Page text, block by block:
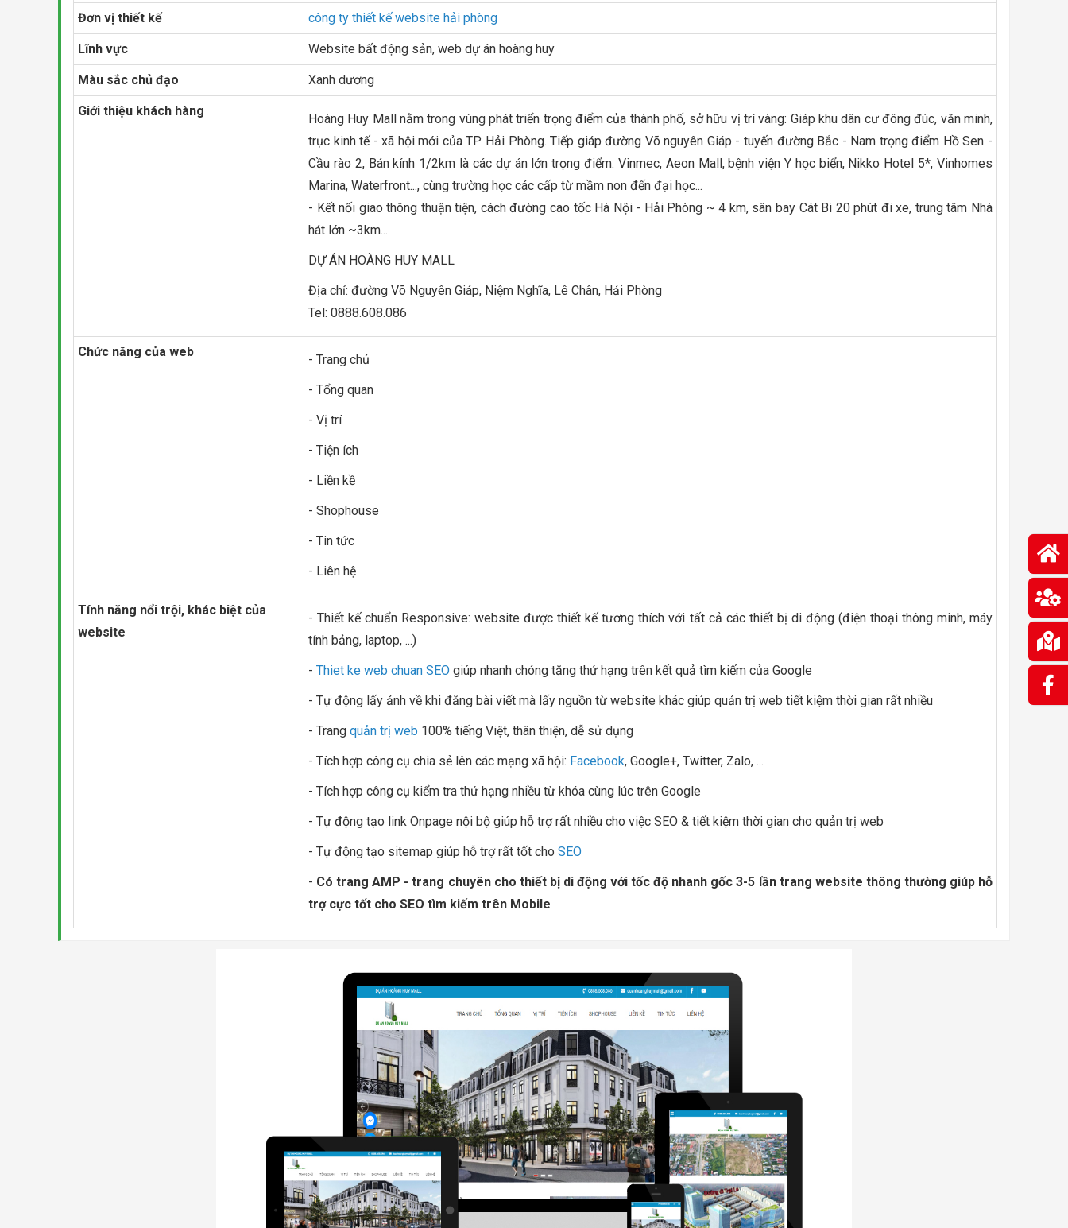
Đơn vị thiết kế công ty thiết kế website hải phòng
Lĩnh vực Website bất động sản, web dự án hoàng huy
Màu sắc chủ đạo Xanh dương
Giới thiệu khách hàng
Hoàng Huy Mall nằm trong vùng phát triển trọng điểm của thành phố, sở hữu vị trí vàng: Giáp khu dân cư đông đúc, văn minh,
trục kinh tế - xã hội mới của TP Hải Phòng. Tiếp giáp đường Võ nguyên Giáp - tuyến đường Bắc - Nam trọng điểm Hồ Sen -
Cầu rào 2, Bán kính 1/2km là các dự án lớn trọng điểm: Vinmec, Aeon Mall, bệnh viện Y học biển, Nikko Hotel 5*, Vinhomes
Marina, Waterfront..., cùng trường học các cấp từ mầm non đến đại học...
- Kết nối giao thông thuận tiện, cách đường cao tốc Hà Nội - Hải Phòng ~ 4 km, sân bay Cát Bi 20 phút đi xe, trung tâm Nhà
hát lớn ~3km...
DỰ ÁN HOÀNG HUY MALL
Địa chỉ: đường Võ Nguyên Giáp, Niệm Nghĩa, Lê Chân, Hải Phòng
Tel: 0888.608.086
Chức năng của web
- Trang chủ
- Tổng quan
- Vị trí
- Tiện ích
- Liền kề
- Shophouse
- Tin tức
- Liên hệ
Tính năng nổi trội, khác biệt của
website
- Thiết kế chuẩn Responsive: website được thiết kế tương thích với tất cả các thiết bị di động (điện thoại thông minh, máy
tính bảng, laptop, ...)
- Thiet ke web chuan SEO giúp nhanh chóng tăng thứ hạng trên kết quả tìm kiếm của Google
- Tự động lấy ảnh về khi đăng bài viết mà lấy nguồn từ website khác giúp quản trị web tiết kiệm thời gian rất nhiều
- Trang quản trị web 100% tiếng Việt, thân thiện, dễ sử dụng
- Tích hợp công cụ chia sẻ lên các mạng xã hội: Facebook, Google+, Twitter, Zalo, ...
- Tích hợp công cụ kiểm tra thứ hạng nhiều từ khóa cùng lúc trên Google
- Tự động tạo link Onpage nội bộ giúp hỗ trợ rất nhiều cho việc SEO & tiết kiệm thời gian cho quản trị web
- Tự động tạo sitemap giúp hỗ trợ rất tốt cho SEO
- Có trang AMP - trang chuyên cho thiết bị di động với tốc độ nhanh gốc 3-5 lần trang website thông thường giúp hỗ
trợ cực tốt cho SEO tìm kiếm trên Mobile